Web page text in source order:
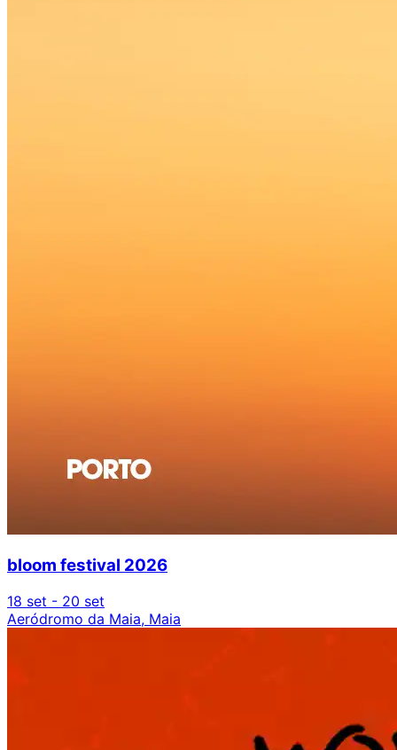
bloom festival 2026
18 set - 20 set
Aeródromo da Maia, Maia